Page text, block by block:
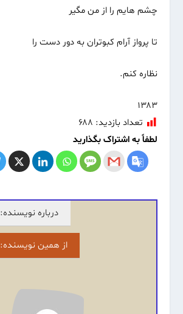
چشم هایم را از من مگیر
تا پرواز آرام کبوتران به دور دست را
نظاره کنم.
۱۳۸۳
تعداد بازدید: ۶۸۸
لطفاً به اشتراک بگذارید
درباره نویسنده:
از همین نویسنده: